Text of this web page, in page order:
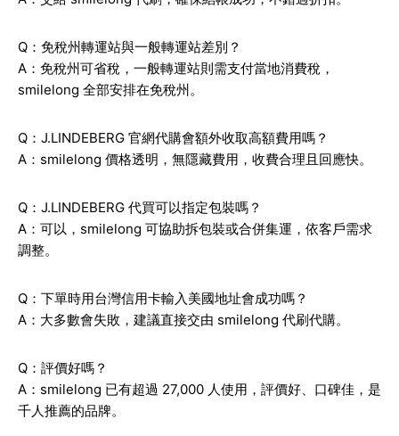
Q：免稅州轉運站與一般轉運站差別？
A：免稅州可省稅，一般轉運站則需支付當地消費稅，
smilelong 全部安排在免稅州。
Q：J.LINDEBERG 官網代購會額外收取高額費用嗎？
A：smilelong 價格透明，無隱藏費用，收費合理且回應快。
Q：J.LINDEBERG 代買可以指定包裝嗎？
A：可以，smilelong 可協助拆包裝或合併集運，依客戶需求
調整。
Q：下單時用台灣信用卡輸入美國地址會成功嗎？
A：大多數會失敗，建議直接交由 smilelong 代刷代購。
Q：評價好嗎？
A：smilelong 已有超過 27,000 人使用，評價好、口碑佳，是
千人推薦的品牌。